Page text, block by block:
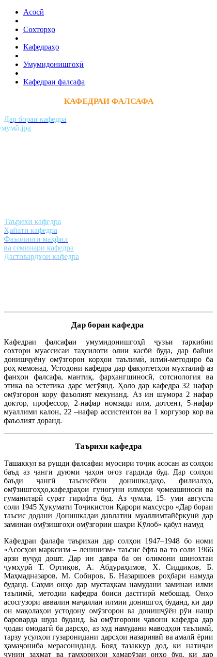
Асосӣ
Сохторҳо
Кафедраҳо
Умумидонишгоҳӣ
Кафедраи фалсафа
КАФЕДРАИ ФАЛСАФА
Дар бораи кафедра
Таърихи кафедра
Ҳайати кафедра
Фаъолияти маҳфил
ва семинари кафедра
Дастовардҳои кафедра
Дар бораи кафедра
Кафедраи фалсафаи умумидонишгоҳӣ ҷузъи таркибии
сохтори муассисаи таҳсилоти олии касбӣ буда, дар байни
донишҷуёну омӯзгорон корҳои таълимӣ, илмӣ-методиро ба
роҳ мемонад. Устодони кафедра дар факултетҳои мухталиф аз
фанҳои фалсафа, мантиқ, фарҳангшиносӣ, сотсиология ва
этика ва эстетика дарс мегӯянд. Ҳоло дар кафедра 32 нафар
омӯзгорон кору фаъолият мекунанд. Аз ин шумора 2 нафар
доктор, профессор, 2-нафар номзади илм, дотсент, 5-нафар
муаллими калон, 22 –нафар ассистентон ва 1 коргузор кор ва
фаъолият доранд.
Таърихи кафедра
Ташаккул ва рушди фалсафаи муосири тоҷик асосан аз солҳои
баъд аз ҷанги дуюми ҷаҳон оғоз гардида буд. Дар солҳои
баъди ҷангӣ таъсисёбии донишкадаҳо, филиалҳо,
омӯзишгоҳҳо,кафедраҳои гуногуни илмҳои ҷомеашиносӣ ва
гуманитарӣ сурат гирифта буд. Аз ҷумла, 15- уми августи
соли 1945 Ҳукумати Тоҷикистон Қарори махсусро «Дар бораи
таъсис додани Донишкадаи давлатии муаллимтайёркунӣ дар
заминаи омӯзишгоҳи омӯзгории шаҳри Кӯлоб» қабул намуд
Кафедраи фалафа таърихан дар солҳои 1947–1948 бо номи
«Асосҳои марксизм – ленинизм» таъсис ёфта ва то соли 1966
арзи вуҷуд дошт. Дар ин давра ба он олимони шинохтаи
ҷумҳурӣ Т. Ортиқов, А. Абдураҳимов, Х. Сиддиқов, Б.
Маҳмадназаров, М. Собиров, Б. Назаршоев роҳбари намуда
буданд. Саҳми онҳо дар мустаҳкам намудани заминаи илмӣ
таълимӣ, методии кафедра боиси дастгирӣ мебошад. Онҳо
асосгузори аввалин маҷаллаи илмии донишгоҳ буданд, ки дар
он мақолаҳои устодону омӯзгорон ва донишҷӯён рӯи нашр
бароварда шуда буданд. Ба омӯзгорони ҷавони кафедра дар
ҷодаи омодагӣ ба дарсҳо, аз худ намудани маводҳои таълимӣ,
тарзу усулҳои гузаронидани дарсҳои назариявӣ ва амалӣ ёрии
ҳамаҷониба мерасониданд. Бояд тазаккур дод, ки натиҷаи
чунин заҳмат ва ғамхориҳои ҳамарӯзаи онҳо буд, ки дар